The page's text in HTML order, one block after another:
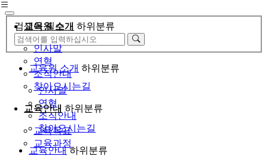
교육원 소개 하위분류
인사말
연혁
조직안내
찾아오시는길
교육안내 하위분류
교육목표
교육과정
검색어 필수
교육원 소개 하위분류
인사말
연혁
조직안내
찾아오시는길
교육안내 하위분류